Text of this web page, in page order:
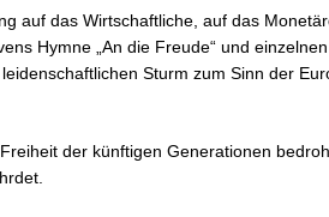
auf das Wirtschaftliche, auf das
Hymne „An die Freude“ und
Sturm zum Sinn der
der künftigen Generationen